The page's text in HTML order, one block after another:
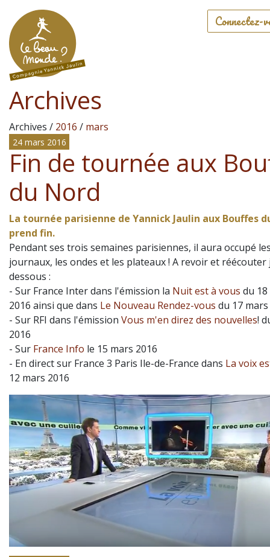
Connectez-
Archives
Archives / 2016 / mars
24 mars 2016
Fin de tournée aux
du Nord
La tournée parisienne de Yannick Jaulin aux Bouffes
prend fin.
Pendant ses trois semaines parisiennes, il aura occupé
journaux, les ondes et les plateaux ! A revoir et réécouter
dessous :
- Sur France Inter dans l'émission la Nuit est à vous du
2016 ainsi que dans Le Nouveau Rendez-vous du 17 mars
- Sur RFI dans l'émission Vous m'en direz des nouvelles!
2016
- Sur France Info le 15 mars 2016
- En direct sur France 3 Paris Ile-de-France dans La voix
12 mars 2016